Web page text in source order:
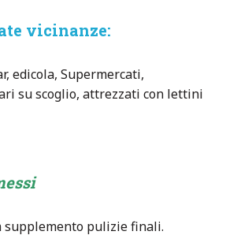
vicinanze:
edicola, Supermercati,
su scoglio, attrezzati con lettini
supplemento pulizie finali.